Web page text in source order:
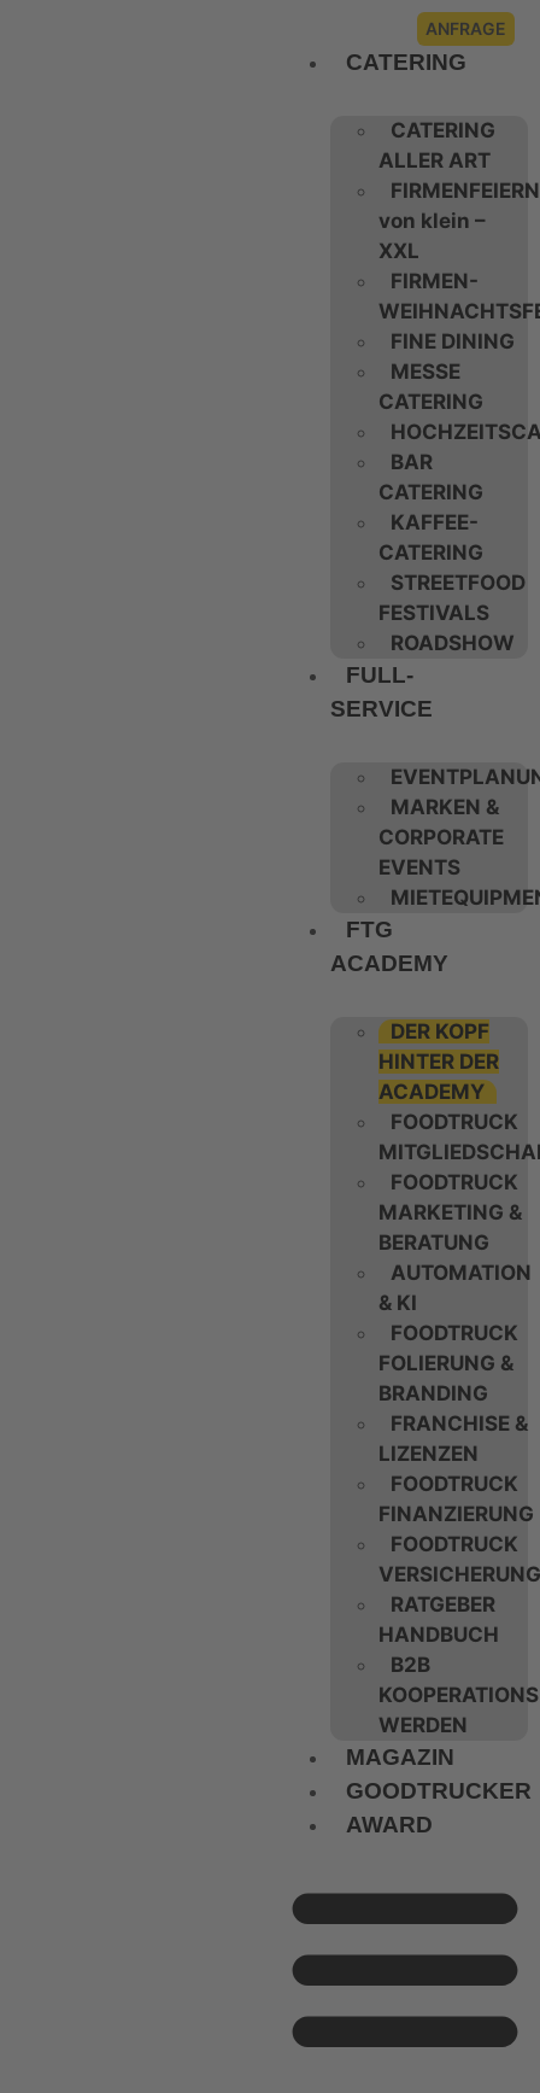
ANFRAGE
CATERING
CATERING
ALLER ART
FIRMENFEIERN
von klein –
XXL
FIRMEN-
FINE DINING
MESSE
CATERING
BAR
CATERING
KAFFEE-
CATERING
STREETFOOD
FESTIVALS
ROADSHOW
FULL-
SERVICE
MARKEN &
CORPORATE
EVENTS
FTG
ACADEMY
DER KOPF
HINTER DER
ACADEMY
FOODTRUCK
FOODTRUCK
MARKETING &
BERATUNG
AUTOMATION
& KI
FOODTRUCK
FOLIERUNG &
BRANDING
FRANCHISE &
LIZENZEN
FOODTRUCK
FINANZIERUNG
FOODTRUCK
VERSICHERUNG
RATGEBER
HANDBUCH
B2B
WERDEN
MAGAZIN
GOODTRUCKER
AWARD